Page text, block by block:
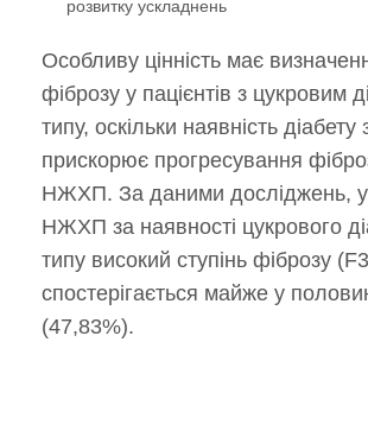
розвитку ускладнень
Особливу цінність має
фіброзу у пацієнтів з цукровим
типу, оскільки наявність діабету
прискорює прогресування
НЖХП. За даними досліджень, у
НЖХП за наявності цукрового
типу високий ступінь фіброзу
спостерігається майже у
(47,83%).